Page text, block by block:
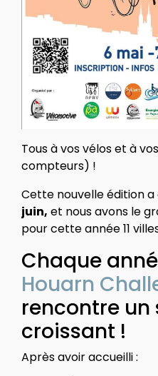
Tous à vos vélos et à
compteurs) !
Cette nouvelle édition a
juin, et nous avons le
pour cette année 11
Chaque
Houarn
rencontre un
croissant !
Après avoir accueilli :